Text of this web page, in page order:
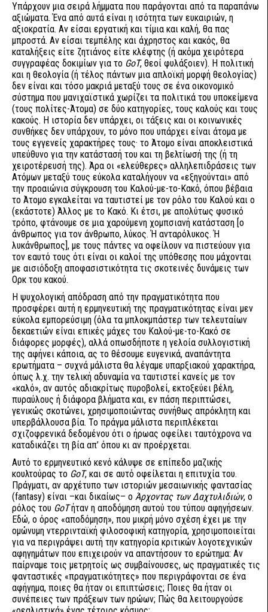
Υπάρχουν μια σειρά λήμματα που παράγονται από τα παραπάνω
αξιώματα. Ένα από αυτά είναι η ισότητα των ευκαιριών, η
αξιοκρατία. Αν είσαι εργατική και τίμια και καλή, θα πας
μπροστά. Αν είσαι τεμπέλης και άχρηστος και κακός, θα
καταλήξεις είτε ζητιάνος είτε κλέφτης (ή ακόμα χειρότερα
συγγραφέας δοκιμίων για το GoT, θεοί φυλάξοιεν). Η πολιτική
και η θεολογία (ή τέλος πάντων μια απλοϊκή μορφή θεολογίας)
δεν είναι και τόσο μακριά μεταξύ τους σε ένα οικονομικό
σύστημα που μανιχαϊστικά χωρίζει τα πολιτικά του υποκείμενα
(τους πολίτες-Άτομα) σε δύο κατηγορίες, τους καλούς και τους
κακούς. Η ιστορία δεν υπάρχει, οι τάξεις και οι κοινωνικές
συνθήκες δεν υπάρχουν, το μόνο που υπάρχει είναι άτομα με
τους εγγενείς χαρακτήρες τους· το Άτομο είναι αποκλειστικά
υπεύθυνο για την κατάστασή του και τη βελτίωσή της (ή τη
χειροτέρευσή της). Άρα οι «ελεύθερες» αλληλεπιδράσεις των
Ατόμων μεταξύ τους εύκολα καταλήγουν να «εξηγούνται» από
την προαιώνια σύγκρουση του Καλού-με-το-Κακό, όπου βέβαια
το Άτομο εγκαλείται να ταυτιστεί με τον ρόλο του Καλού και ο
(εκάστοτε) Άλλος με το Κακό. Κι έτσι, με απολύτως φυσικό
τρόπο, φτάνουμε σε μια χαρούμενη χομπσιανή κατάσταση [ο
άνθρωπος για τον άνθρωπο, λύκος. Ή ανταρόλυκος. Ή
λυκάνθρωπος], με τους πάντες να οφείλουν να πιστεύουν για
τον εαυτό τους ότι είναι οι καλοί της υπόθεσης που μάχονται
με αισιόδοξη αποφασιστικότητα τις σκοτεινές δυνάμεις των
Ορκ του κακού.
Η ψυχολογική απόδραση από την πραγματικότητα που
προσφέρει αυτή η ερμηνευτική της πραγματικότητας είναι μεν
εύκολα εμπορεύσιμη (όλα τα μπλοκμπάστερ των τελευταίων
δεκαετιών είναι επικές μάχες του Καλού-με-το-Κακό σε
διάφορες μορφές), αλλά οπωσδήποτε η γελοία συλλογιστική
της αφήνει κάποια, ας το θέσουμε ευγενικά, αναπάντητα
ερωτήματα – συχνά μάλιστα θα λέγαμε υπαρξιακού χαρακτήρα,
όπως λ.χ. την τελική αδυναμία να ταυτιστεί κανείς με τον
«καλό», αν αυτός αδιακρίτως πυροβολεί, εκτοξεύει βέλη,
πυραύλους ή διάφορα βλήματα και, εν πάση περιπτώσει,
γενικώς σκοτώνει, χρησιμοποιώντας συνήθως απρόκλητη και
υπερβάλλουσα βία. Το πράγμα μάλιστα περιπλέκεται
σχιζοφρενικά δεδομένου ότι ο ήρωας οφείλει ταυτόχρονα να
καταδικάζει τη βία απ’ όπου κι αν προέρχεται.
Αυτό το ερμηνευτικό κενό κάλυψε σε επίπεδο μαζικής
κουλτούρας το GoT, και σε αυτό οφείλεται η επιτυχία του.
Πράγματι, αν αρχέτυπο των ιστοριών μεσαιωνικής φαντασίας
(fantasy) είναι –και δικαίως– ο Άρχοντας των Δαχτυλιδιών, ο
ρόλος του GoTήταν η αποδόμηση αυτού του τύπου αφηγήσεων.
Εδώ, ο όρος «αποδόμηση», που μικρή μόνο σχέση έχει με την
ομώνυμη ντερρινταϊκή φιλοσοφική κατηγορία, χρησιμοποιείται
για να περιγράψει αυτή την κατηγορία κριτικών λογοτεχνικών
αφηγημάτων που επιχειρούν να απαντήσουν το ερώτημα: Αν
παίρναμε τοις μετρητοίς ως συμβαίνουσες, ως πραγματικές τις
φανταστικές «πραγματικότητες» που περιγράφονται σε ένα
αφήγημα, ποιες θα ήταν οι επιπτώσεις; Ποιες θα ήταν οι
συνέπειες των πράξεων των ηρώων; Πώς θα λειτουργούσε